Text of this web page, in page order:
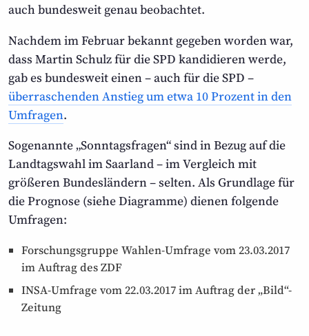
auch bundesweit genau beobachtet.
Nachdem im Februar bekannt gegeben worden war,
dass Martin Schulz für die SPD kandidieren werde,
gab es bundesweit einen – auch für die SPD –
überraschenden Anstieg um etwa 10 Prozent in den
Umfragen.
Sogenannte „Sonntagsfragen“ sind in Bezug auf die
Landtagswahl im Saarland – im Vergleich mit
größeren Bundesländern – selten. Als Grundlage für
die Prognose (siehe Diagramme) dienen folgende
Umfragen:
Forschungsgruppe Wahlen-Umfrage vom 23.03.2017
im Auftrag des ZDF
INSA-Umfrage vom 22.03.2017 im Auftrag der „Bild“-
Zeitung